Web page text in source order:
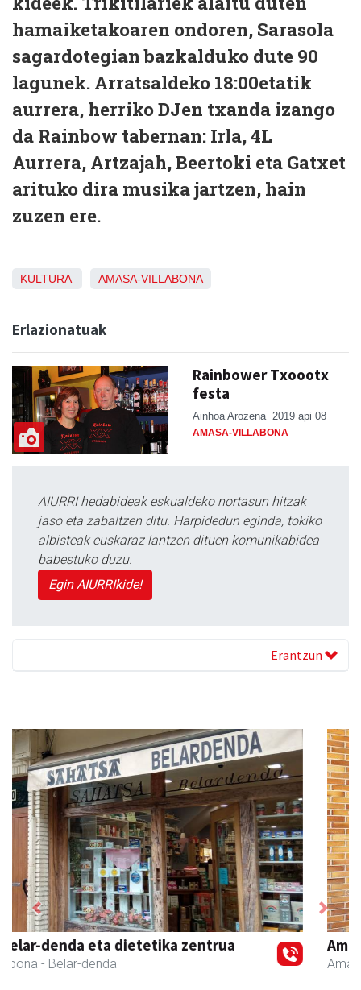
hamaiketakoaren ondoren, Sarasola
sagardotegian bazkalduko dute 90
lagunek. Arratsaldeko 18:00etatik
aurrera, herriko DJen txanda izango
da Rainbow tabernan: Irla, 4L
Aurrera, Artzajah, Beertoki eta Gatxet
arituko dira musika jartzen, hain
zuzen ere.
KULTURA AMASA-VILLABONA
Erlazionatuak
Rainbower Txoootx
festa
Ainhoa Arozena 2019 api 08
AMASA-VILLABONA
AIURRI hedabideak eskualdeko nortasun hitzak
jaso eta zabaltzen ditu. Harpidedun eginda, tokiko
albisteak euskaraz lantzen dituen komunikabidea
babestuko duzu.
Egin AIURRIkide!
Erantzun
Amane
Amasa-Villabona - Arropa-dendak
Previous Next